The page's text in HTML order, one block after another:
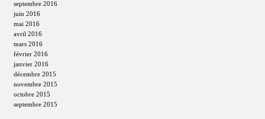
septembre 2016
juin 2016
mai 2016
avril 2016
mars 2016
février 2016
janvier 2016
décembre 2015
novembre 2015
octobre 2015
septembre 2015